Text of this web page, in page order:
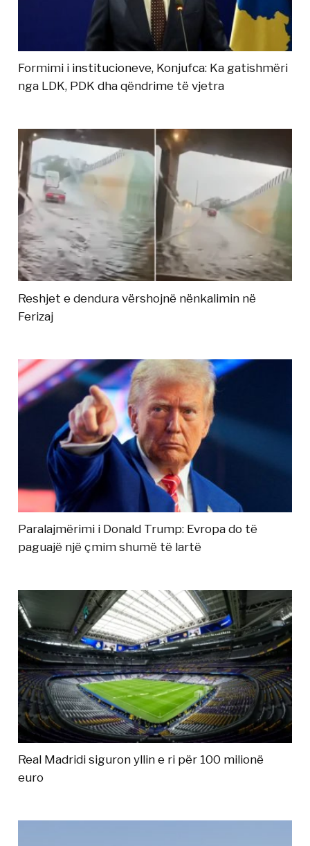
Formimi i institucioneve, Konjufca: Ka gatishmëri
nga LDK, PDK dha qëndrime të vjetra
Reshjet e dendura vërshojnë nënkalimin në
Ferizaj
Paralajmërimi i Donald Trump: Evropa do të
paguajë një çmim shumë të lartë
Real Madridi siguron yllin e ri për 100 milionë
euro